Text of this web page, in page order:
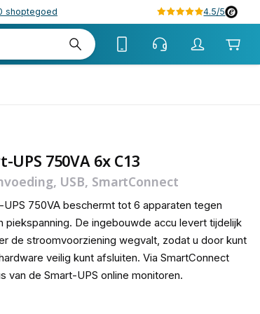
shoptegoed 4.5/5
UPS 750VA 6x C13
USB, SmartConnect
UPS 750VA beschermt tot 6 apparaten tegen
piekspanning. De ingebouwde accu levert tijdelijk
de stroomvoorziening wegvalt, zodat u door kunt
veilig kunt afsluiten. Via SmartConnect
van de Smart-UPS online monitoren.